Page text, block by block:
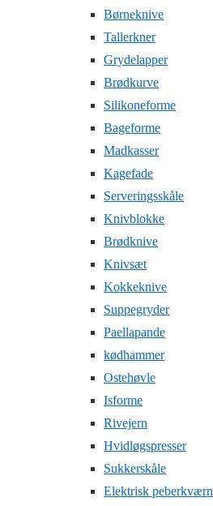
Børneknive
Tallerkner
Grydelapper
Brødkurve
Silikoneforme
Bageforme
Madkasser
Kagefade
Serveringsskåle
Knivblokke
Brødknive
Knivsæt
Kokkeknive
Suppegryder
Paellapande
kødhammer
Ostehøvle
Isforme
Rivejern
Hvidløgspresser
Sukkerskåle
Elektrisk peberkværn